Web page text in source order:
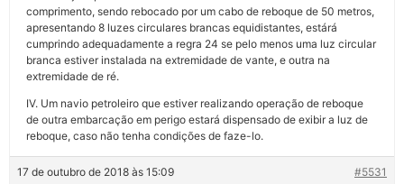
comprimento, sendo rebocado por um cabo de reboque de 50 metros,
apresentando 8 luzes circulares brancas equidistantes, estárá
cumprindo adequadamente a regra 24 se pelo menos uma luz circular
branca estiver instalada na extremidade de vante, e outra na
extremidade de ré.
IV. Um navio petroleiro que estiver realizando operação de reboque
de outra embarcação em perigo estará dispensado de exibir a luz de
reboque, caso não tenha condições de faze-lo.
17 de outubro de 2018 às 15:09 #5531